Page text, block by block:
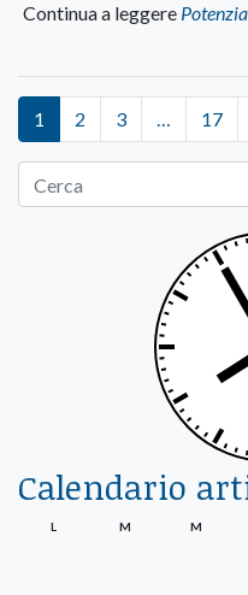
Continua a leggere
1 2 3 … 17
Calendario
L M M